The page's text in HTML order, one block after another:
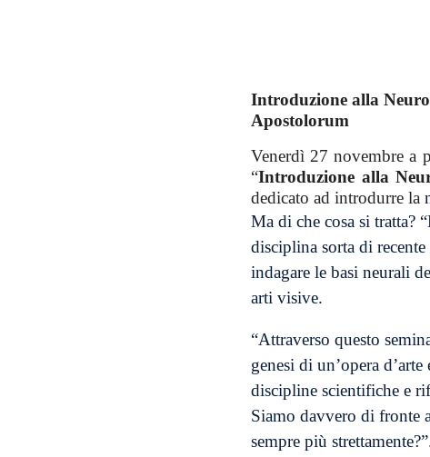
Introduzione alla
Apostolorum
Venerdì 27 novembre a
“Introduzione alla
dedicato ad introdurre la
Ma di che cosa si tratta?
disciplina sorta di
indagare le basi neurali
arti visive.
“Attraverso questo
genesi di un’opera
discipline scientifiche e
Siamo davvero di fronte
sempre più